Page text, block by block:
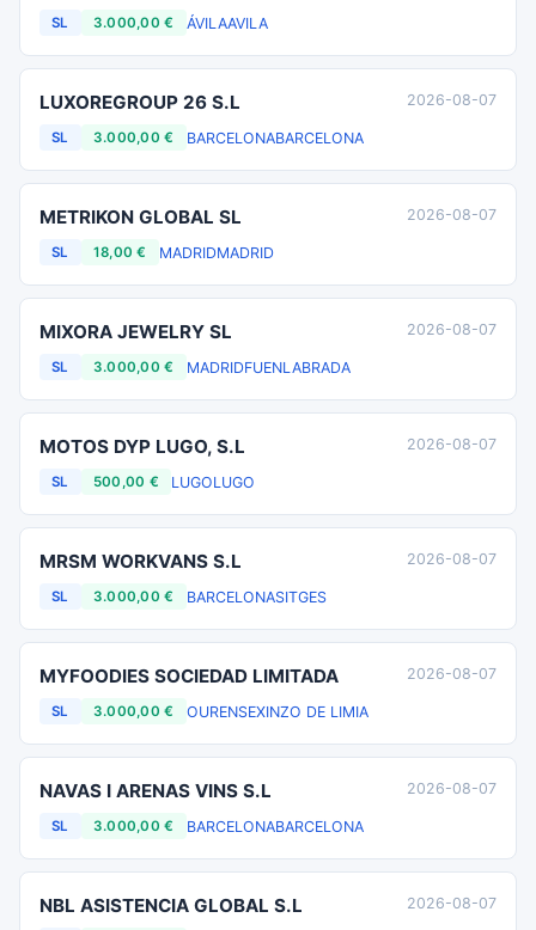
SL 3.000,00 € ÁVILAAVILA
LUXOREGROUP 26 S.L
SL 3.000,00 € BARCELONABARCELONA
2026-08-07
METRIKON GLOBAL SL
SL 18,00 € MADRIDMADRID
2026-08-07
MIXORA JEWELRY SL
SL 3.000,00 € MADRIDFUENLABRADA
2026-08-07
MOTOS DYP LUGO, S.L
SL 500,00 € LUGOLUGO
2026-08-07
MRSM WORKVANS S.L
SL 3.000,00 € BARCELONASITGES
2026-08-07
MYFOODIES SOCIEDAD LIMITADA
SL 3.000,00 € OURENSEXINZO DE LIMIA
2026-08-07
NAVAS I ARENAS VINS S.L
SL 3.000,00 € BARCELONABARCELONA
2026-08-07
NBL ASISTENCIA GLOBAL S.L 2026-08-07